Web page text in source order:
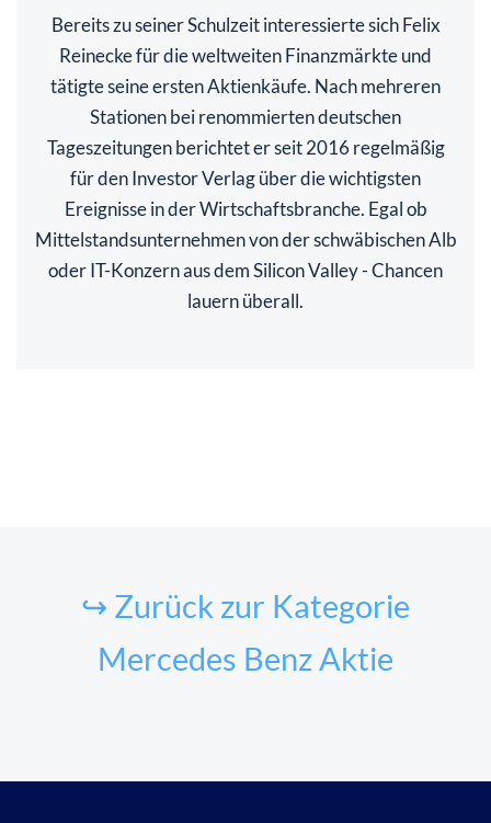
Bereits zu seiner Schulzeit interessierte sich Felix
Reinecke für die weltweiten Finanzmärkte und
tätigte seine ersten Aktienkäufe. Nach mehreren
Stationen bei renommierten deutschen
Tageszeitungen berichtet er seit 2016 regelmäßig
für den Investor Verlag über die wichtigsten
Ereignisse in der Wirtschaftsbranche. Egal ob
Mittelstandsunternehmen von der schwäbischen Alb
oder IT-Konzern aus dem Silicon Valley - Chancen
lauern überall.
↪ Zurück zur Kategorie
Mercedes Benz Aktie